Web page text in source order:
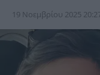
19 Νοεμβρίου 2025